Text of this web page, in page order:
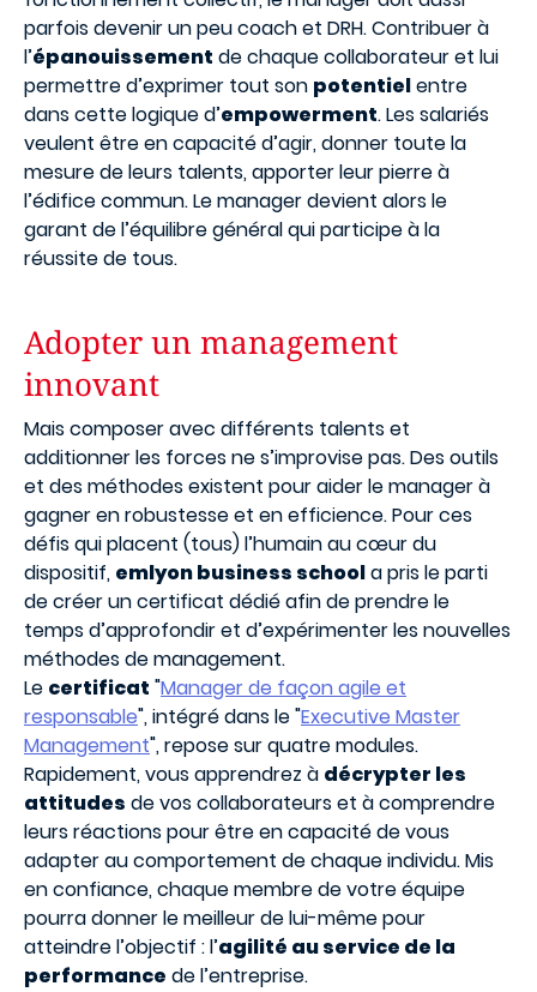
parfois devenir un peu coach et DRH. Contribuer à
l’épanouissement de chaque collaborateur et lui
permettre d’exprimer tout son potentielentre
dans cette logique d’empowerment. Les salariés
veulent être en capacité d’agir, donner toute la
mesure de leurs talents, apporter leur pierre à
l’édifice commun. Le manager devient alors le
garant de l’équilibre général qui participe à la
réussite de tous.
Adopter un management
innovant
Mais composer avec différents talents et
additionner les forces ne s’improvise pas. Des outils
et des méthodes existent pour aider le manager à
gagner en robustesse et en efficience. Pour ces
défis qui placent (tous) l’humain au cœur du
dispositif, emlyon business schoola pris le parti
de créer un certificat dédié afin de prendre le
temps d’approfondir et d’expérimenter les nouvelles
méthodes de management.
Le certificat "Manager de façon agile et
responsable", intégré dans le "Executive Master
Management", repose sur quatre modules.
Rapidement, vous apprendrez à décrypter les
attitudes de vos collaborateurs et à comprendre
leurs réactions pour être en capacité de vous
adapter au comportement de chaque individu. Mis
en confiance, chaque membre de votre équipe
pourra donner le meilleur de lui-même pour
atteindre l’objectif : l’agilité au service de la
performance de l’entreprise.